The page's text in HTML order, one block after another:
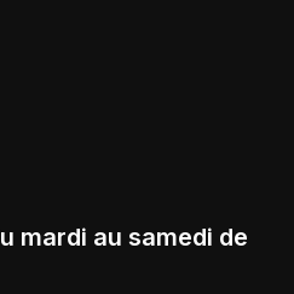
mardi au samedi de